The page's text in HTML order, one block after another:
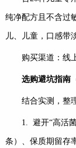
纯净配方且不含过
儿、儿童，口感带
购买渠道：线
选购避坑指南
结合实测，整
1. 避开“高活
条）、保质期留存